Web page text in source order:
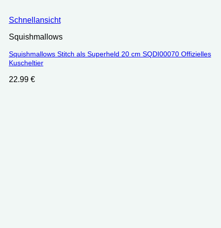
Schnellansicht
Squishmallows
Squishmallows Stitch als Superheld 20 cm SQDI00070 Offizielles
Kuscheltier
22.99 €